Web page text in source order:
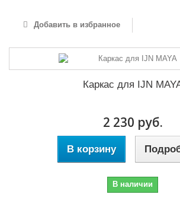
Добавить в избранное
Каркас для IJN
2 230 руб.
В корзину
В наличии